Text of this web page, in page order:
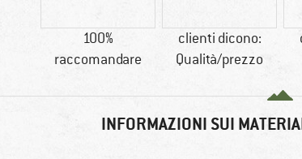
100%
raccomandare
clienti dicono:
Qualità/prezzo
INFORMAZIONI SUI